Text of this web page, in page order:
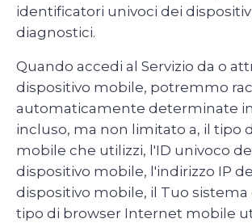
identificatori univoci dei
diagnostici.
Quando accedi al Servizio da o
dispositivo mobile, potremmo
automaticamente determinate
incluso, ma non limitato a, il tipo
mobile che utilizzi, l'ID univoco
dispositivo mobile, l'indirizzo IP
dispositivo mobile, il Tuo sistema
tipo di browser Internet mobile